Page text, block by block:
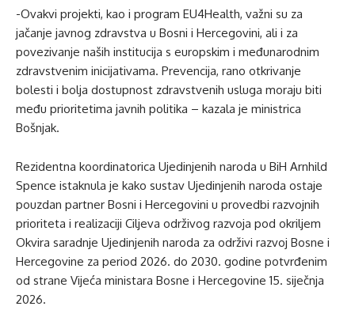
-Ovakvi projekti, kao i program EU4Health, važni su za
jačanje javnog zdravstva u Bosni i Hercegovini, ali i za
povezivanje naših institucija s europskim i međunarodnim
zdravstvenim inicijativama. Prevencija, rano otkrivanje
bolesti i bolja dostupnost zdravstvenih usluga moraju biti
među prioritetima javnih politika – kazala je ministrica
Bošnjak.
Rezidentna koordinatorica Ujedinjenih naroda u BiH Arnhild
Spence istaknula je kako sustav Ujedinjenih naroda ostaje
pouzdan partner Bosni i Hercegovini u provedbi razvojnih
prioriteta i realizaciji Ciljeva održivog razvoja pod okriljem
Okvira saradnje Ujedinjenih naroda za održivi razvoj Bosne i
Hercegovine za period 2026. do 2030. godine potvrđenim
od strane Vijeća ministara Bosne i Hercegovine 15. siječnja
2026.